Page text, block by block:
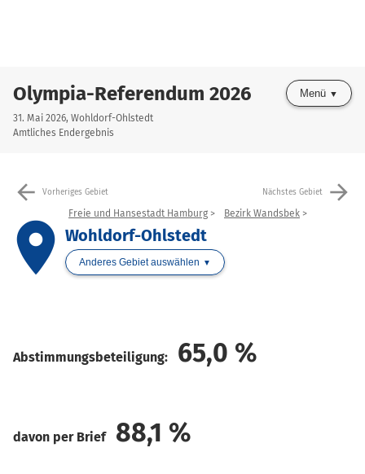
Olympia-Referendum 2026
31. Mai 2026, Wohldorf-Ohlstedt
Amtliches Endergebnis
Menü
arrow_back Vorheriges Gebiet Nächstes Gebiet arrow_forward
place
Freie und Hansestadt Hamburg Bezirk Wandsbek
Wohldorf-Ohlstedt
Anderes Gebiet auswählen
Abstimmungsbeteiligung: 65,0 %
davon per Brief 88,1 %